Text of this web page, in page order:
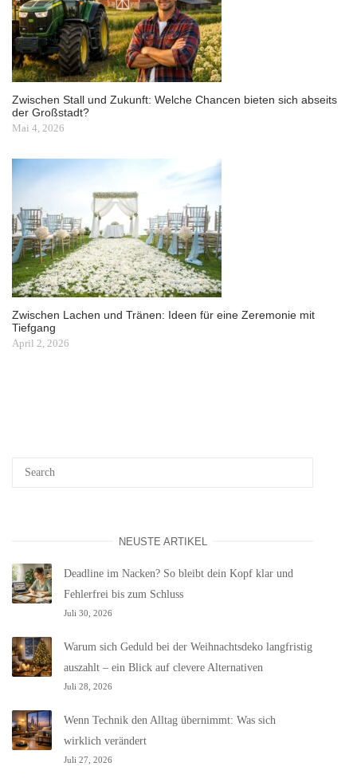
Zwischen Stall und Zukunft: Welche Chancen bieten sich abseits
der Großstadt?
Mai 4, 2026
Zwischen Lachen und Tränen: Ideen für eine Zeremonie mit
Tiefgang
April 2, 2026
NEUSTE ARTIKEL
Deadline im Nacken? So bleibt dein Kopf klar und
Fehlerfrei bis zum Schluss
Juli 30, 2026
Warum sich Geduld bei der Weihnachtsdeko langfristig
auszahlt – ein Blick auf clevere Alternativen
Juli 28, 2026
Wenn Technik den Alltag übernimmt: Was sich
wirklich verändert
Juli 27, 2026